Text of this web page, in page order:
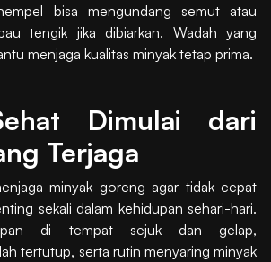
bisa mengundang semut atau
tengik jika dibiarkan. Wadah yang
menjaga kualitas minyak tetap prima.
Dimulai dari
Terjaga
minyak goreng agar tidak cepat
sekali dalam kehidupan sehari-hari.
di tempat sejuk dan gelap,
tertutup, serta rutin menyaring minyak